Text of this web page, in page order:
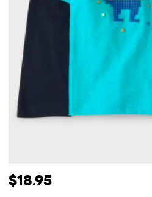
Precio original: $18.95
$18.95